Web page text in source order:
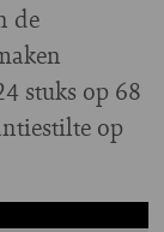
de
stuks op 68
op